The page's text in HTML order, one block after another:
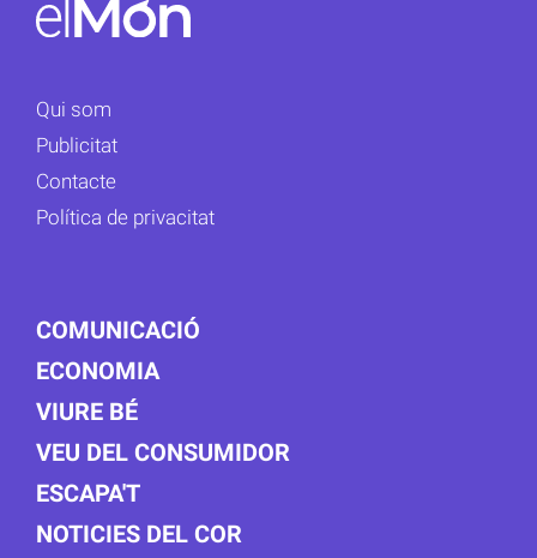
Qui som
Publicitat
Contacte
Política de privacitat
COMUNICACIÓ
ECONOMIA
VIURE BÉ
VEU DEL CONSUMIDOR
ESCAPA'T
NOTICIES DEL COR